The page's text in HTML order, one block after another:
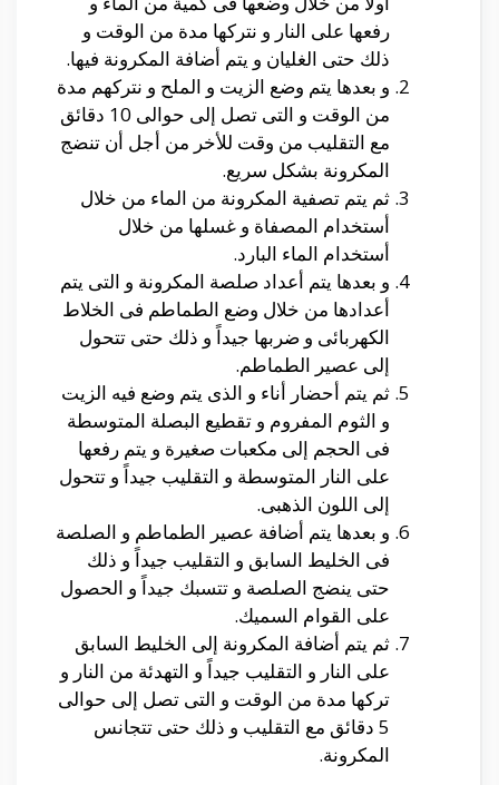
رفعها على النار و نتركها مدة من الوقت و
ذلك حتى الغليان و يتم أضافة المكرونة فيها.
و بعدها يتم وضع الزيت و الملح و نتركهم مدة
من الوقت و التى تصل إلى حوالى 10 دقائق
مع التقليب من وقت للأخر من أجل أن تنضج
المكرونة بشكل سريع.
ثم يتم تصفية المكرونة من الماء من خلال
أستخدام المصفاة و غسلها من خلال
أستخدام الماء البارد.
و بعدها يتم أعداد صلصة المكرونة و التى يتم
أعدادها من خلال وضع الطماطم فى الخلاط
الكهربائى و ضربها جيداً و ذلك حتى تتحول
إلى عصير الطماطم.
ثم يتم أحضار أناء و الذى يتم وضع فيه الزيت
و الثوم المفروم و تقطيع البصلة المتوسطة
فى الحجم إلى مكعبات صغيرة و يتم رفعها
على النار المتوسطة و التقليب جيداً و تتحول
إلى اللون الذهبى.
و بعدها يتم أضافة عصير الطماطم و الصلصة
فى الخليط السابق و التقليب جيداً و ذلك
حتى ينضج الصلصة و تتسبك جيداً و الحصول
على القوام السميك.
ثم يتم أضافة المكرونة إلى الخليط السابق
على النار و التقليب جيداً و التهدئة من النار و
تركها مدة من الوقت و التى تصل إلى حوالى
5 دقائق مع التقليب و ذلك حتى تتجانس
المكرونة.